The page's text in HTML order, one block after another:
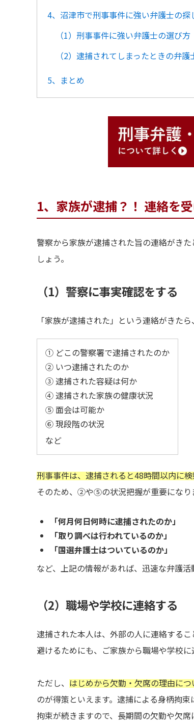
4、沼津市で刑事事件に強い弁護士の探
（1）刑事事件に強い弁護士の選び方
（2）逮捕されてしまったときの弁
5、まとめ
1、家族が逮捕？！ 連絡を
警察から家族が逮捕された旨の連絡がき
しょう。
（1）警察に事実確認をする
「家族が逮捕された」という連絡がきたら、
① どこの警察署で逮捕されたのか
② いつ逮捕されたのか
③ 逮捕された容疑は何か
④ 逮捕された家族の健康状況
⑤ 面会は可能か
⑥ 現段階の状況
など
刑事事件は、逮捕されると48時間以内に
そのため、②や⑤の状況把握が重要になり
「何月何日何時に逮捕されたのか」
「取り調べは行われているのか」
「国選弁護士はついているのか」
など、上記の情報があれば、迅速な弁護
（2）職場や学校に連絡する
逮捕された本人は、外部の人に連絡する
避けるためにも、ご家族から職場や学校
ただし、 はじめから欠勤・欠席の理由に
のが得策といえます。逮捕による身柄拘
拘束が続きますので、長期間の欠勤や欠